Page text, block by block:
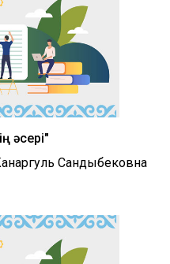
әсері"
Сандыбековна